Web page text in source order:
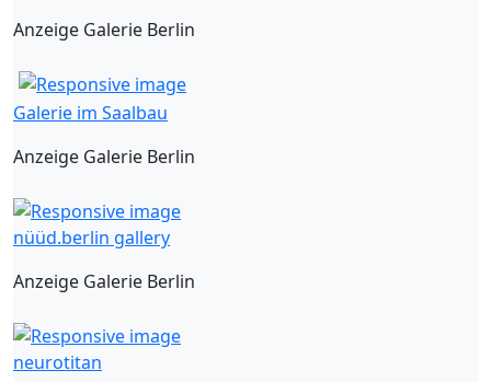
Anzeige Galerie Berlin
Galerie im Saalbau
Anzeige Galerie Berlin
nüüd.berlin gallery
Anzeige Galerie Berlin
neurotitan